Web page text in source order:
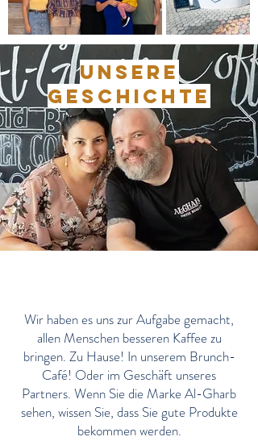
Unsere
Geschichte
Wir haben es uns zur Aufgabe gemacht,
allen Menschen besseren Kaffee zu
bringen. Zu Hause! In unserem Brunch-
Café! Oder im Geschäft unseres
Partners. Wenn Sie die Marke Al-Gharb
sehen, wissen Sie, dass Sie gute Produkte
bekommen werden.